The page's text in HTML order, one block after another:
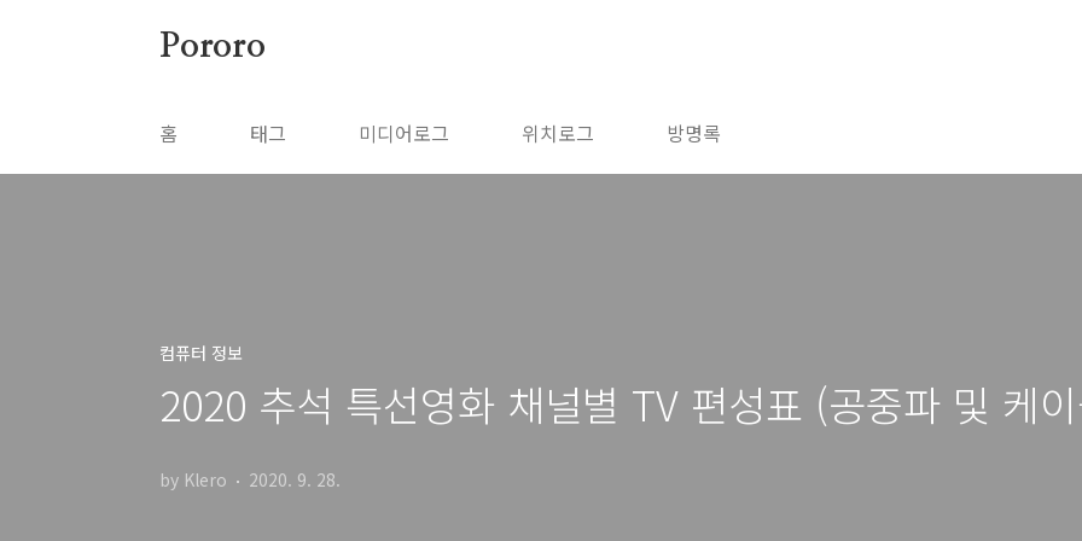
Pororo
홈 태그 미디어로그 위치로그 방명록
컴퓨터 정보
2020 추석 특선영화 채널별 TV 편성표 (공중파 및 케
by Klero 2020. 9. 28.